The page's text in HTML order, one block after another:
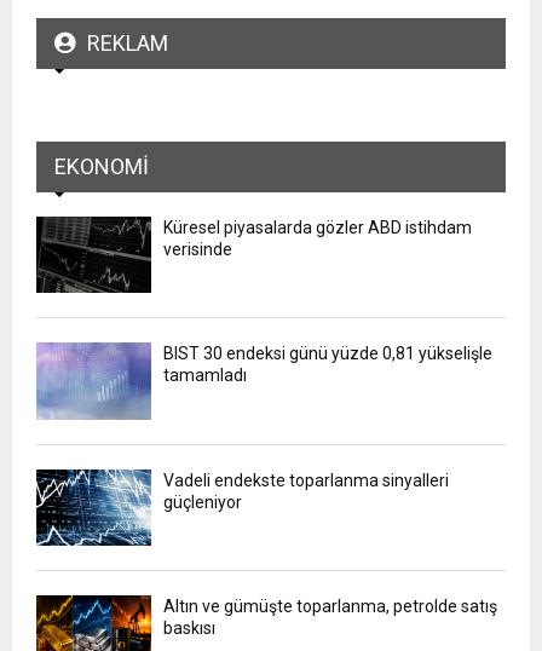
REKLAM
EKONOMI
Küresel piyasalarda gözler ABD istihdam
verisinde
BIST 30 endeksi günü yüzde 0,81 yükselişle
tamamladı
Vadeli endekste toparlanma sinyalleri
güçleniyor
Altın ve gümüşte toparlanma, petrolde satış
baskısı